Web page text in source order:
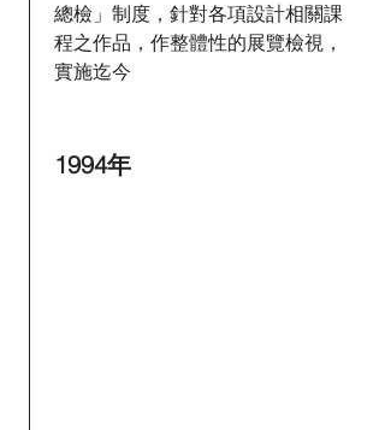
總檢」制度，針對各項設計相關課
程之作品，作整體性的展覽檢視，
實施迄今
1994年